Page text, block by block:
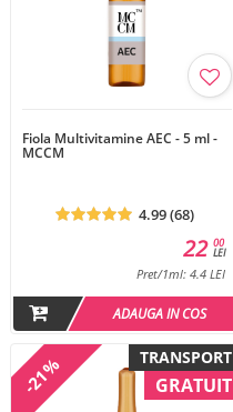
Fiola Multivitamine AEC - 5 ml -
MCCM
4.99 (68)
00
LEI
22
Pret/1ml: 4.4 LEI
ADAUGA IN COS
TRANSPORT
GRATUIT
-21%